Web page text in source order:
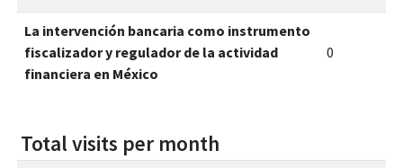
La intervención bancaria como instrumento
fiscalizador y regulador de la actividad
financiera en México
0
Total visits per month